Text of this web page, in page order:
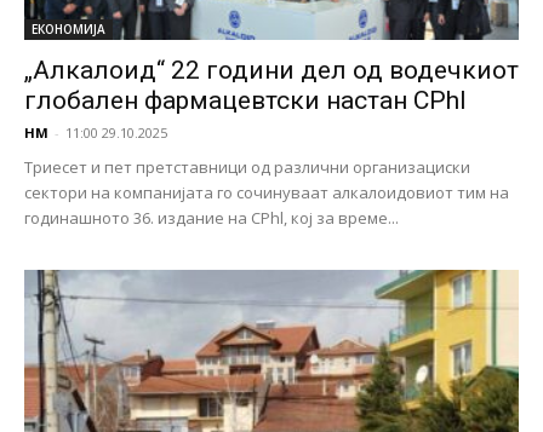
ЕКОНОМИЈА
„Алкалоид“ 22 години дел од водечкиот
глобален фармацевтски настан CPhI
НМ - 11:00 29.10.2025
Триесет и пет претставници од различни организациски
сектори на компанијата го сочинуваат алкалоидовиот тим на
годинашното 36. издание на CPhl, кој за време...